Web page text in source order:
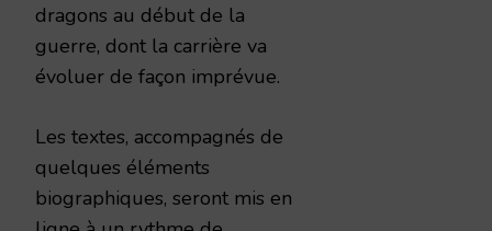
dragons au début de la
guerre, dont la carrière va
évoluer de façon imprévue.
Les textes, accompagnés de
quelques éléments
biographiques, seront mis en